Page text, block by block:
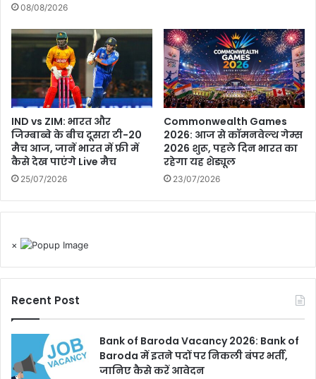
08/08/2026
IND vs ZIM: भारत और
जिम्बाब्वे के बीच दूसरा टी-20
मैच आज, जानें भारत में फ्री में
कैसे देख पाएंगे Live मैच
25/07/2026
Commonwealth Games
2026: आज से कॉमनवेल्थ गेम्स
2026 शुरू, पहले दिन भारत का
रहेगा यह शेड्यूल
23/07/2026
×
Recent Post
Bank of Baroda Vacancy 2026: Bank of
Baroda में इतने पदों पर निकली बंपर भर्ती,
जानिए कैसे करें आवेदन